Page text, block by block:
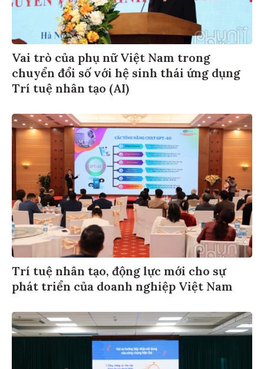
Vai trò của phụ nữ Việt Nam trong
chuyển đổi số với hệ sinh thái ứng dụng
Trí tuệ nhân tạo (AI)
Trí tuệ nhân tạo, động lực mới cho sự
phát triển của doanh nghiệp Việt Nam